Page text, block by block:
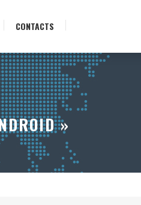
CONTACTS
»